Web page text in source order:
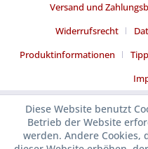
Versand und
Widerrufsrecht
Produktinformationen
Diese Website benutzt
Betrieb der Website
werden. Andere Cookies,